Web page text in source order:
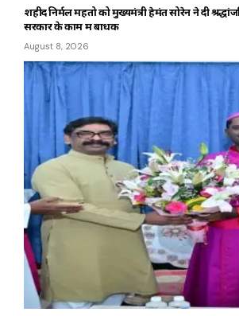
शहीद निर्मल महतो को मुख्यमंत्री हेमंत सोरेन ने दी
सरकार के काम में बाधक
August 8, 2026